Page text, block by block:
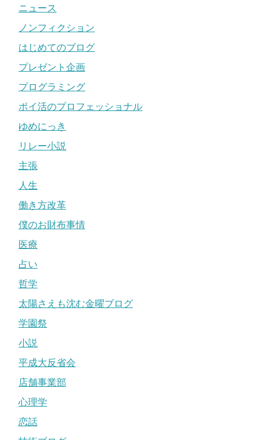
ニュース
ノンフィクション
はじめてのブログ
プレゼント企画
プログラミング
ポイ活のプロフェッショナル
ゆめにっき
リレー小説
主張
人生
働き方改革
僕のお財布事情
医療
占い
哲学
太陽さえも沈む金曜ブログ
学園祭
小説
平成大反省会
店舗事業部
心理学
恋話